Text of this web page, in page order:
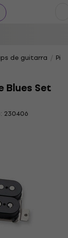
de guitarra
Blues Set
230406